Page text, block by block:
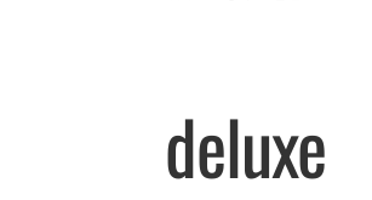
deluxe